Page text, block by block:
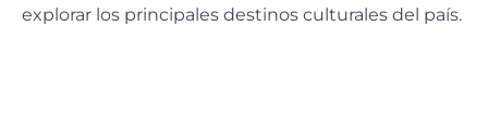
explorar los principales destinos culturales del país.